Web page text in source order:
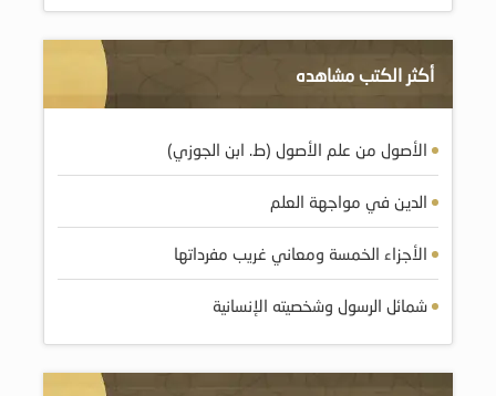
أكثر الكتب مشاهده
الأصول من علم الأصول (ط. ابن الجوزي)
الدين في مواجهة العلم
الأجزاء الخمسة ومعاني غريب مفرداتها
شمائل الرسول وشخصيته الإنسانية